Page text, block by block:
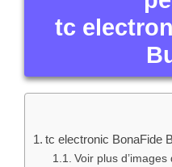
tc
tc electronic BonaFide
Voir plus